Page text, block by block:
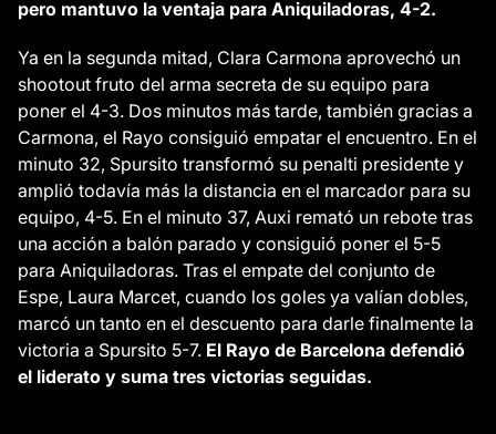
pero mantuvo la ventaja para Aniquiladoras, 4-2.
Ya en la segunda mitad, Clara Carmona aprovechó un
shootout fruto del arma secreta de su equipo para
poner el 4-3. Dos minutos más tarde, también gracias a
Carmona, el Rayo consiguió empatar el encuentro. En el
minuto 32, Spursito transformó su penalti presidente y
amplió todavía más la distancia en el marcador para su
equipo, 4-5. En el minuto 37, Auxi remató un rebote tras
una acción a balón parado y consiguió poner el 5-5
para Aniquiladoras. Tras el empate del conjunto de
Espe, Laura Marcet, cuando los goles ya valían dobles,
marcó un tanto en el descuento para darle finalmente la
victoria a Spursito 5-7. El Rayo de Barcelona defendió
el liderato y suma tres victorias seguidas.